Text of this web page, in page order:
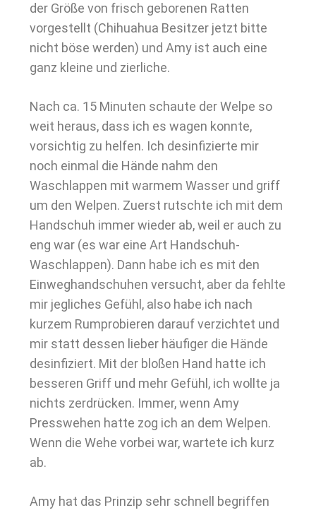
der Größe von frisch geborenen Ratten
vorgestellt (Chihuahua Besitzer jetzt bitte
nicht böse werden) und Amy ist auch eine
ganz kleine und zierliche.
Nach ca. 15 Minuten schaute der Welpe so
weit heraus, dass ich es wagen konnte,
vorsichtig zu helfen. Ich desinfizierte mir
noch einmal die Hände nahm den
Waschlappen mit warmem Wasser und griff
um den Welpen. Zuerst rutschte ich mit dem
Handschuh immer wieder ab, weil er auch zu
eng war (es war eine Art Handschuh-
Waschlappen). Dann habe ich es mit den
Einweghandschuhen versucht, aber da fehlte
mir jegliches Gefühl, also habe ich nach
kurzem Rumprobieren darauf verzichtet und
mir statt dessen lieber häufiger die Hände
desinfiziert. Mit der bloßen Hand hatte ich
besseren Griff und mehr Gefühl, ich wollte ja
nichts zerdrücken. Immer, wenn Amy
Presswehen hatte zog ich an dem Welpen.
Wenn die Wehe vorbei war, wartete ich kurz
ab.
Amy hat das Prinzip sehr schnell begriffen